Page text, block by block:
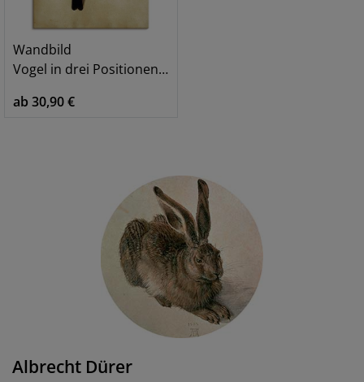
Wandbild
Vogel in drei Positionen.1520
ab 30,90 €
Albrecht Dürer